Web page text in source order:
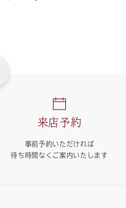
来店予約
事前予約いただければ
待ち時間なくご案内いたします